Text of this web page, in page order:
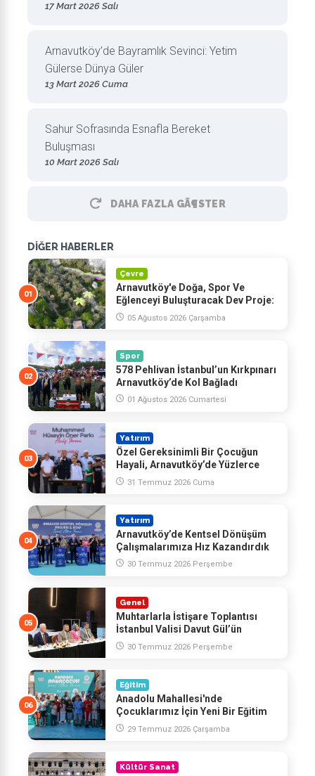
17 Mart 2026 Salı
Arnavutköy’de Bayramlık Sevinci: Yetim
Gülerse Dünya Güler
13 Mart 2026 Cuma
Sahur Sofrasında Esnafla Bereket
Buluşması
10 Mart 2026 Salı
DAHA FAZLA GÃ¶STER
DİĞER HABERLER
Çevre
Arnavutköy'e Doğa, Spor Ve
Eğlenceyi Buluşturacak Dev Proje:
Macera Vadisi
05 Ağustos 2026 Çarşamba
Spor
578 Pehlivan İstanbul’un Kırkpınarı
Arnavutköy’de Kol Bağladı
01 Ağustos 2026 Cumartesi
Yatırım
Özel Gereksinimli Bir Çocuğun
Hayali, Arnavutköy’de Yüzlerce
Çocuğun Mutluluğu Oldu
31 Temmuz 2026 Cuma
Yatırım
Arnavutköy’de Kentsel Dönüşüm
Çalışmalarımıza Hız Kazandırdık
30 Temmuz 2026 Perşembe
Genel
Muhtarlarla İstişare Toplantısı
İstanbul Valisi Davut Gül’ün
Katılımlarıyla Yapıldı
30 Temmuz 2026 Perşembe
Eğitim
Anadolu Mahallesi'nde
Çocuklarımız İçin Yeni Bir Eğitim
Yatırımının Temelini Attık
29 Temmuz 2026 Çarşamba
Kültür Sanat